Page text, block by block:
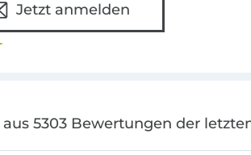
Jetzt anmelden
aus 5303 Bewertungen der